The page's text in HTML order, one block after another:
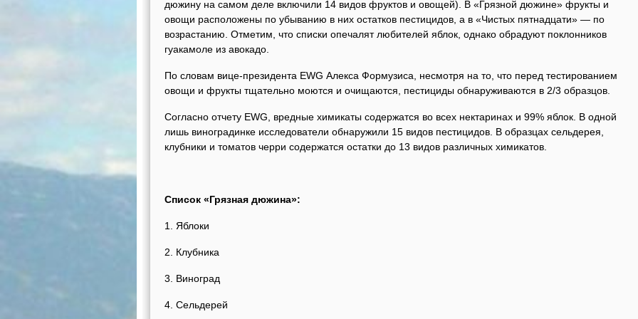
дюжину на самом деле включили 14 видов фруктов и овощей). В «Грязной дюжине» фрукты и
овощи расположены по убыванию в них остатков пестицидов, а в «Чистых пятнадцати» — по
возрастанию. Отметим, что списки опечалят любителей яблок, однако обрадуют поклонников
гуакамоле из авокадо.
По словам вице-президента EWG Алекса Формузиса, несмотря на то, что перед тестированием
овощи и фрукты тщательно моются и очищаются, пестициды обнаруживаются в 2/3 образцов.
Согласно отчету EWG, вредные химикаты содержатся во всех нектаринах и 99% яблок. В одной
лишь виноградинке исследователи обнаружили 15 видов пестицидов. В образцах сельдерея,
клубники и томатов черри содержатся остатки до 13 видов различных химикатов.
Список «Грязная дюжина»:
1. Яблоки
2. Клубника
3. Виноград
4. Сельдерей